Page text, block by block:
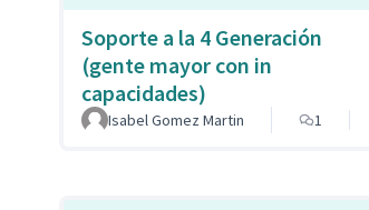
Soporte a la 4 Generación
(gente mayor con in
capacidades)
Isabel Gomez Martin 1